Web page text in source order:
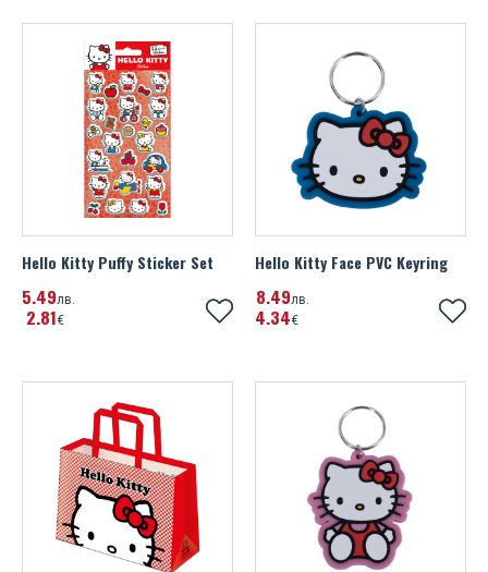
Hello Kitty Puffy Sticker Set
5 49лв.
2 81€
Hello Kitty Face PVC Keyring
8 49лв.
4 34€